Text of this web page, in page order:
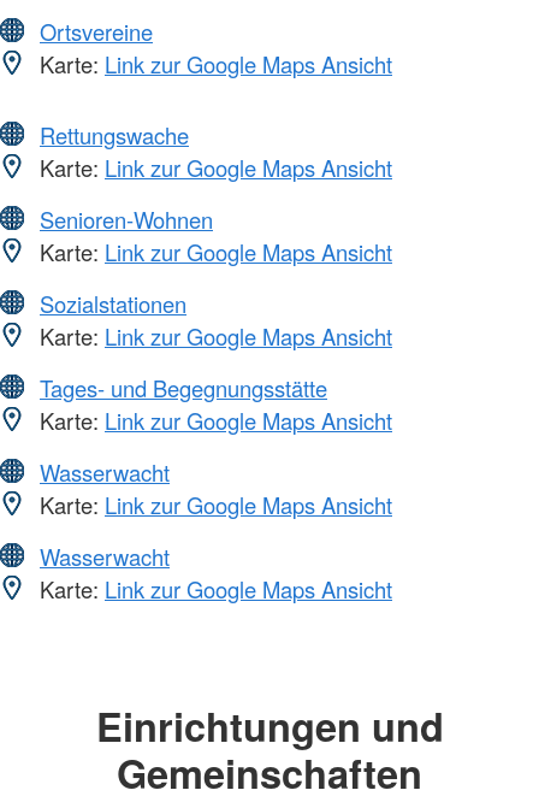
Ortsvereine
Karte: Link zur Google Maps Ansicht
Rettungswache
Karte: Link zur Google Maps Ansicht
Senioren-Wohnen
Karte: Link zur Google Maps Ansicht
Sozialstationen
Karte: Link zur Google Maps Ansicht
Tages- und Begegnungsstätte
Karte: Link zur Google Maps Ansicht
Wasserwacht
Karte: Link zur Google Maps Ansicht
Wasserwacht
Karte: Link zur Google Maps Ansicht
Einrichtungen und
Gemeinschaften